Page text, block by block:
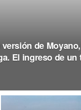
de
El ingreso de un